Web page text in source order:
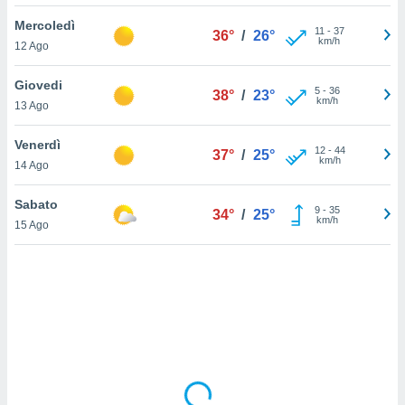
cookie
il tuo
in
a piè
del
Mercoledì
12 Ago
36° / 26° 11 - 37
km/h
Giovedi
13 Ago
38° / 23° 5- 36
km/h
Venerdì
14 Ago
37° / 25° 12- 44
km/h
Sabato
15 Ago
34° / 25° 9- 35
km/h